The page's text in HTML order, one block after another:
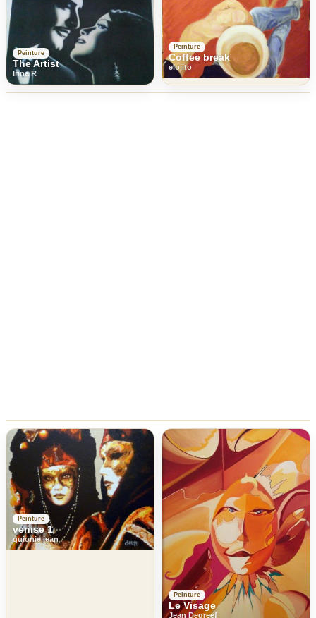
Peinture
The Artist
Irina R
Peinture
Coffee break
elojito
Peinture
venise 1
guionie jean
Peinture
Le Visage
Jean Degreef